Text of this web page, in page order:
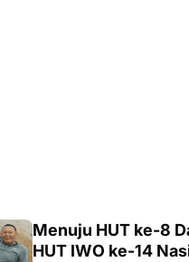
Menuju HUT ke-8
HUT IWO ke-14